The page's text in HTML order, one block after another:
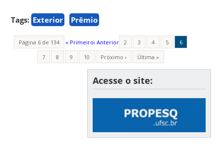
Tags: Exterior Prêmio
Página 6 de 134 « Primeiro‹ Anterior 2 3 4 5
6
7
8 9 10 Próximo › Última »
Acesse o site: